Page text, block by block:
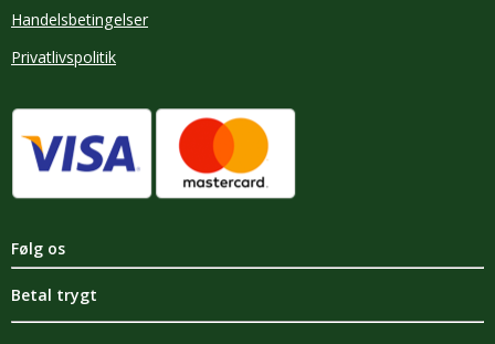
Handelsbetingelser
Privatlivspolitik
Følg os
Betal trygt